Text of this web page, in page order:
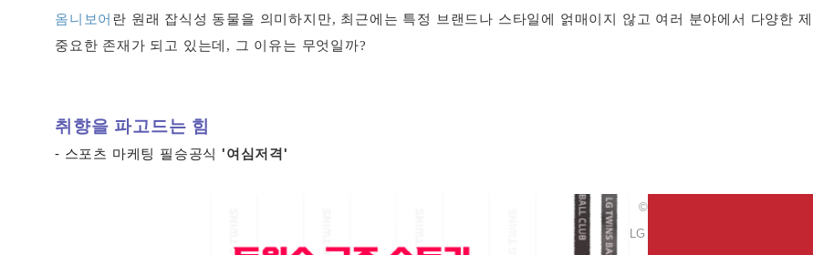
옴니보어 란 원래 잡식성 동물을 의미하지만, 최근에는 특정 브랜드나 스타일에 얽매이지 않고 여러 분야에서 다양한 제
중요한 존재가 되고 있는데, 그 이유는 무엇일까?
취향을 파고드는 힘
- 스포츠 마케팅 필승공식 '여심저격'
©
LG